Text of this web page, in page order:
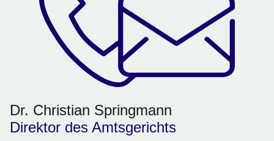
Dr. Christian Springmann
Direktor des Amtsgerichts